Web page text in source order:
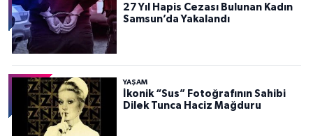
27 Yıl Hapis Cezası Bulunan Kadın
Samsun’da Yakalandı
YAŞAM
İkonik “Sus” Fotoğrafının Sahibi
Dilek Tunca Haciz Mağduru